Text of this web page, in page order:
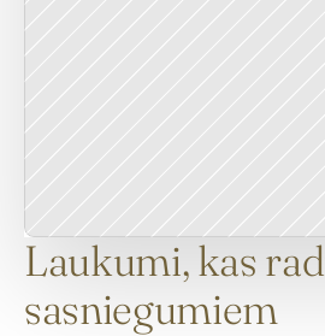
Laukumi, kas
sasniegumiem